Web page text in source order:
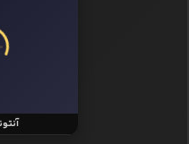
به نقل از کالچو مرکاتو، آث
از تمدید قرارداد سرباز زده
مشتریان فراوانی هم دارد از